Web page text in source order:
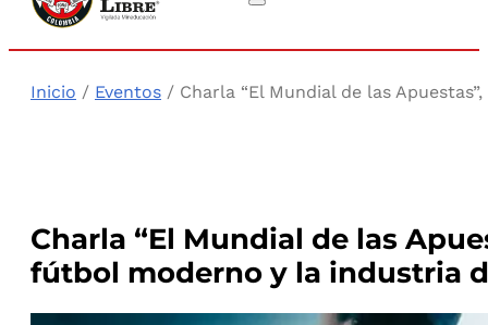
Inicio / Eventos / Charla “El Mundial de las
Charla “El Mundial de las
fútbol moderno y la industria